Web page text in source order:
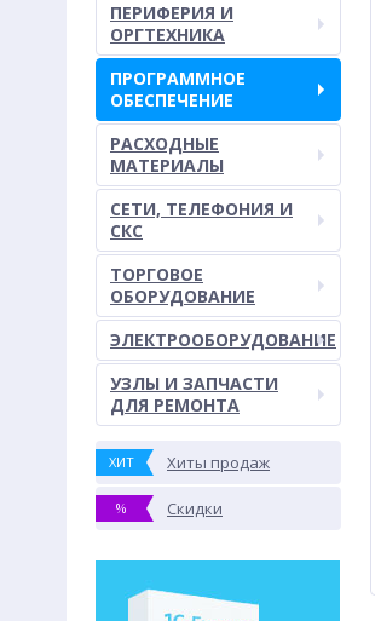
ПЕРИФЕРИЯ И
ОРГТЕХНИКА
ПРОГРАММНОЕ
ОБЕСПЕЧЕНИЕ
РАСХОДНЫЕ
МАТЕРИАЛЫ
СЕТИ, ТЕЛЕФОНИЯ И
СКС
ТОРГОВОЕ
ОБОРУДОВАНИЕ
ЭЛЕКТРООБОРУДОВАНИЕ
УЗЛЫ И ЗАПЧАСТИ
ДЛЯ РЕМОНТА
ХИТ Хиты продаж
% Скидки